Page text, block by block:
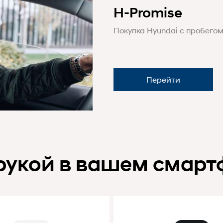
H-Promise
Покупка Hyundai с пробегом.
Перейти
в вашем